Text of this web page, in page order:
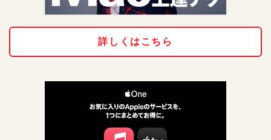
詳しくはこちら